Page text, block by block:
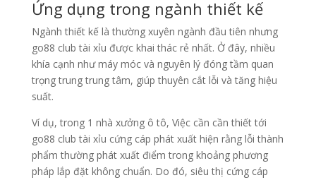
Ứng dụng trong ngành thiết kế
Ngành thiết kế là thường xuyên ngành đầu tiên nhưng
go88 club tài xỉu được khai thác rẻ nhất. Ở đây, nhiều
khía cạnh như máy móc và nguyên lý đóng tầm quan
trọng trung trung tâm, giúp thuyên cắt lỗi và tăng hiệu
suất.
Ví dụ, trong 1 nhà xưởng ô tô, Việc cần cần thiết tới
go88 club tài xỉu cứng cáp phát xuất hiện rằng lỗi thành
phẩm thường phát xuất điểm trong khoảng phương
pháp lắp đặt không chuẩn. Do đó, siêu thị cứng cáp